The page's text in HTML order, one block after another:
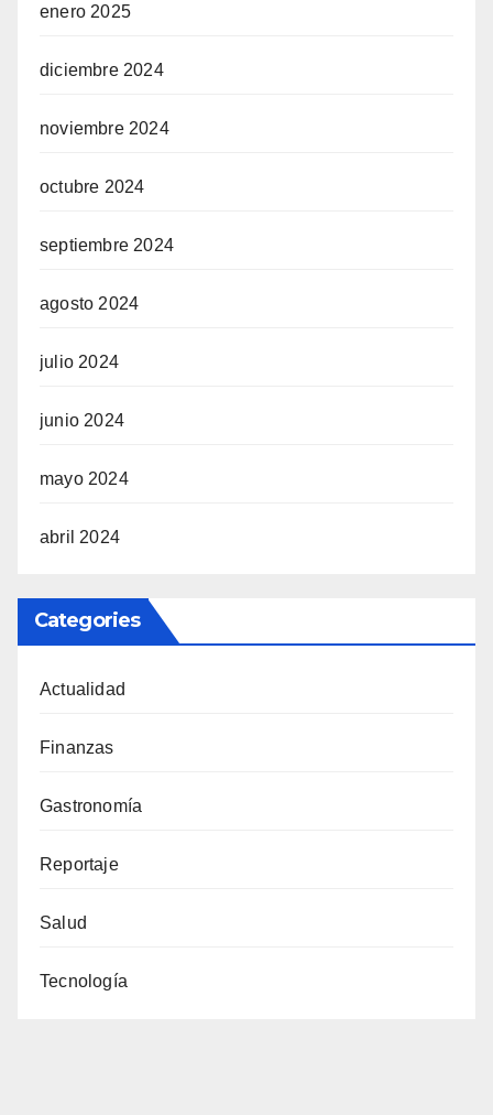
enero 2025
diciembre 2024
noviembre 2024
octubre 2024
septiembre 2024
agosto 2024
julio 2024
junio 2024
mayo 2024
abril 2024
Categories
Actualidad
Finanzas
Gastronomía
Reportaje
Salud
Tecnología